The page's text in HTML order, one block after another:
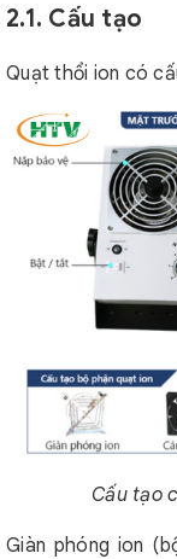
2.1. Cấu tạo
Quạt thổi ion có
Cấu tạo
Giàn phóng ion